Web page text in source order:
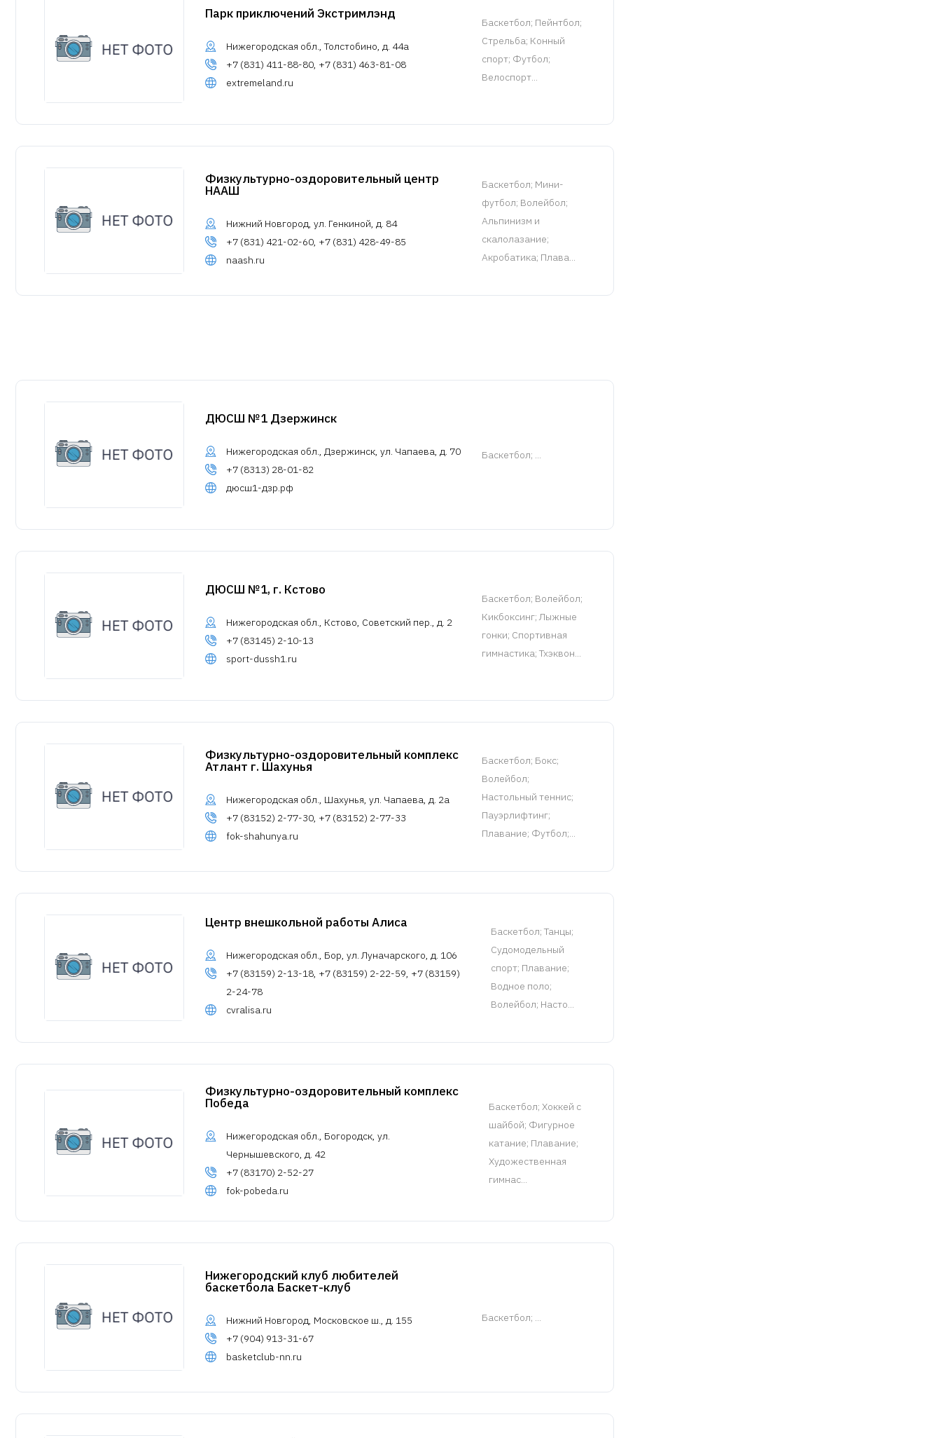
Парк приключений Экстримлэнд
Нижегородская обл., Толстобино, д. 44а
+7 (831) 411-88-80, +7 (831) 463-81-08
extremeland.ru
Баскетбол; Пейнтбол;
Стрельба; Конный
спорт; Футбол;
Велоспорт...
Физкультурно-оздоровительный центр
НААШ
Нижний Новгород, ул. Генкиной, д. 84
+7 (831) 421-02-60, +7 (831) 428-49-85
naash.ru
Баскетбол; Мини-
футбол; Волейбол;
Альпинизм и
скалолазание;
Акробатика; Плава...
ДЮСШ №1 Дзержинск
Нижегородская обл., Дзержинск, ул. Чапаева, д. 70
+7 (8313) 28-01-82
дюсш1-дзр.рф
Баскетбол; ...
ДЮСШ №1, г. Кстово
Нижегородская обл., Кстово, Советский пер., д. 2
+7 (83145) 2-10-13
sport-dussh1.ru
Баскетбол; Волейбол;
Кикбоксинг; Лыжные
гонки; Спортивная
гимнастика; Тхэквон...
Физкультурно-оздоровительный комплекс
Атлант г. Шахунья
Нижегородская обл., Шахунья, ул. Чапаева, д. 2а
+7 (83152) 2-77-30, +7 (83152) 2-77-33
fok-shahunya.ru
Баскетбол; Бокс;
Волейбол;
Настольный теннис;
Пауэрлифтинг;
Плавание; Футбол;...
Центр внешкольной работы Алиса
Нижегородская обл., Бор, ул. Луначарского, д. 106
+7 (83159) 2-13-18, +7 (83159) 2-22-59, +7 (83159)
2-24-78
cvralisa.ru
Баскетбол; Танцы;
Судомодельный
спорт; Плавание;
Водное поло;
Волейбол; Насто...
Физкультурно-оздоровительный комплекс
Победа
Нижегородская обл., Богородск, ул.
Чернышевского, д. 42
+7 (83170) 2-52-27
fok-pobeda.ru
Баскетбол; Хоккей с
шайбой; Фигурное
катание; Плавание;
Художественная
гимнас...
Нижегородский клуб любителей
баскетбола Баскет-клуб
Нижний Новгород, Московское ш., д. 155
+7 (904) 913-31-67
basketclub-nn.ru
Баскетбол; ...